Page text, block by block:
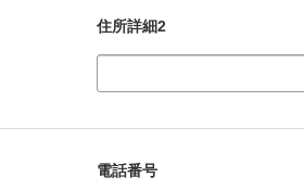
住所詳細2
電話番号